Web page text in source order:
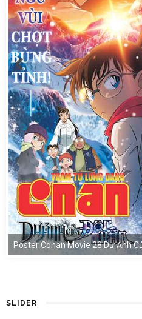
Poster Conan Movie 28 Dư Ảnh
SLIDER